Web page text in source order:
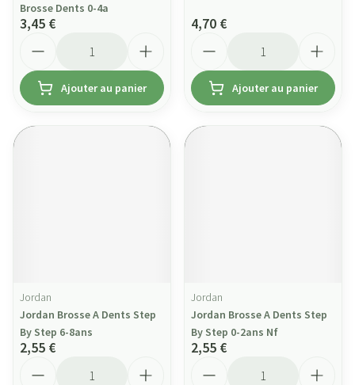
Brosse Dents 0-4a
3,45 €
Ajouter au panier
4,70 €
Ajouter au panier
Jordan
Jordan Brosse A Dents Step
By Step 6-8ans
2,55 €
Jordan
Jordan Brosse A Dents Step
By Step 0-2ans Nf
2,55 €